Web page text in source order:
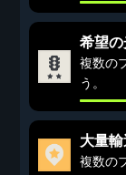
希望
複数の
う。
大量
複数の